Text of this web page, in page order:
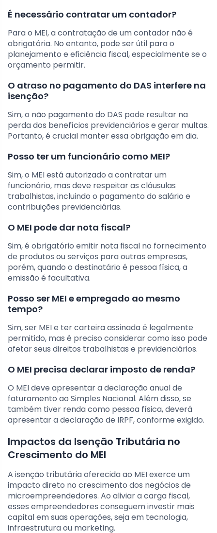
É necessário contratar um contador?
Para o MEI, a contratação de um contador não é
obrigatória. No entanto, pode ser útil para o
planejamento e eficiência fiscal, especialmente se o
orçamento permitir.
O atraso no pagamento do DAS interfere na
isenção?
Sim, o não pagamento do DAS pode resultar na
perda dos benefícios previdenciários e gerar multas.
Portanto, é crucial manter essa obrigação em dia.
Posso ter um funcionário como MEI?
Sim, o MEI está autorizado a contratar um
funcionário, mas deve respeitar as cláusulas
trabalhistas, incluindo o pagamento do salário e
contribuições previdenciárias.
O MEI pode dar nota fiscal?
Sim, é obrigatório emitir nota fiscal no fornecimento
de produtos ou serviços para outras empresas,
porém, quando o destinatário é pessoa física, a
emissão é facultativa.
Posso ser MEI e empregado ao mesmo
tempo?
Sim, ser MEI e ter carteira assinada é legalmente
permitido, mas é preciso considerar como isso pode
afetar seus direitos trabalhistas e previdenciários.
O MEI precisa declarar imposto de renda?
O MEI deve apresentar a declaração anual de
faturamento ao Simples Nacional. Além disso, se
também tiver renda como pessoa física, deverá
apresentar a declaração de IRPF, conforme exigido.
Impactos da Isenção Tributária no
Crescimento do MEI
A isenção tributária oferecida ao MEI exerce um
impacto direto no crescimento dos negócios de
microempreendedores. Ao aliviar a carga fiscal,
esses empreendedores conseguem investir mais
capital em suas operações, seja em tecnologia,
infraestrutura ou marketing.